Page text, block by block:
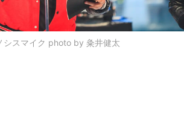
シスマイク photo by 粂井健太